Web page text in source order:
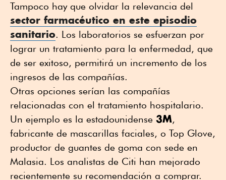
Tampoco hay que olvidar la relevancia del
sector farmacéutico en este episodio
sanitario. Los laboratorios se esfuerzan por
lograr un tratamiento para la enfermedad, que
de ser exitoso, permitirá un incremento de los
ingresos de las compañías.
Otras opciones serían las compañías
relacionadas con el tratamiento hospitalario.
Un ejemplo es la estadounidense 3M,
fabricante de mascarillas faciales, o Top Glove,
productor de guantes de goma con sede en
Malasia. Los analistas de Citi han mejorado
recientemente su recomendación a comprar.